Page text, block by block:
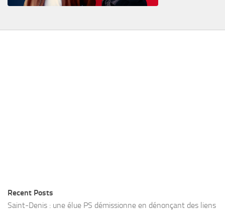
Recent Posts
Saint-Denis : une élue PS démissionne en dénonçant des liens